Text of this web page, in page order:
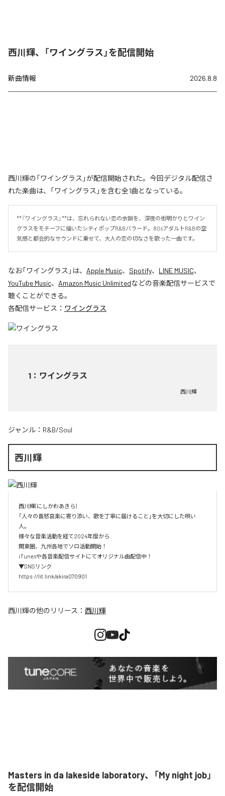
西川輝、「ワイングラス」を配信開始
新曲情報 2026.8.8
西川輝の「ワイングラス」が配信開始された。今回デジタル配信さ
れた楽曲は、「ワイングラス」を含む全1曲となっている。
**『ワイングラス』**は、忘れられない恋の余韻を、深夜の街明かりとワイン
グラスをモチーフに描いたシティポップR&Bバラード。80sアダルトR&Bの空
気感と都会的なサウンドに乗せて、大人の恋の切なさを歌った一曲です。
なお「ワイングラス 」は、 Apple Music、 Spotify、 LINE MUSIC、
YouTube Music、 Amazon Music Unlimitedなどの音楽配信サービスで
聴くことができる。
各配信サービス： ワイングラス
1 ： ワイングラス
西川輝
ジャンル： R&B/Soul
西川輝
西川輝(にしかわあきら)
「人々の喜怒哀楽に寄り添い、歌を丁寧に届けること」を大切にした唄い
人。
様々な音楽活動を経て2024年度から
関東圏、九州各地でソロ活動開始！
iTunesや各音楽配信サイトにてオリジナル曲配信中！
▼SNSリンク
https://lit.link/akira070901
西川輝の他のリリース： 西川輝
Masters in da lakeside laboratory、「My night job」
を配信開始